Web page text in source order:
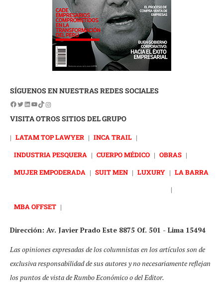
SÍGUENOS EN NUESTRAS REDES SOCIALES
VISITA OTROS SITIOS DEL GRUPO
| LATAM TOP LAWYER | INCA TRAIL |
INDUSTRIA PESQUERA | CUERPO MÉDICO | OBRAS |
MUJER EMPODERADA | SUIT MEN | LUXURY | LA BARRA
|
MBA OFFSET |
Dirección: Av. Javier Prado Este 8875 Of. 501 - Lima 15494
Las opiniones expresadas de los columnistas en los artículos son de
exclusiva responsabilidad de sus autores y no necesariamente reflejan
los puntos de vista de Rumbo Económico o del Editor.